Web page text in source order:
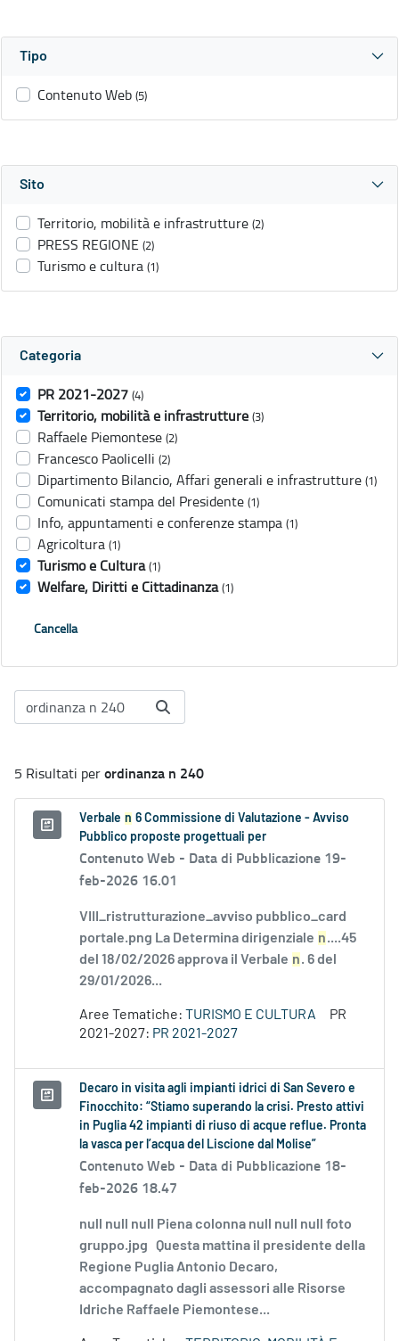
Tipo
Contenuto Web (5)
Sito
Territorio, mobilità e infrastrutture (2)
PRESS REGIONE (2)
Turismo e cultura (1)
Categoria
PR 2021-2027 (4)
Territorio, mobilità e infrastrutture (3)
Raffaele Piemontese (2)
Francesco Paolicelli (2)
Dipartimento Bilancio, Affari generali e infrastrutture (1)
Comunicati stampa del Presidente (1)
Info, appuntamenti e conferenze stampa (1)
Agricoltura (1)
Turismo e Cultura (1)
Welfare, Diritti e Cittadinanza (1)
Cancella
5 Risultati perordinanza n 240
Verbale n 6 Commissione di Valutazione - Avviso
Pubblico proposte progettuali per
Contenuto Web - Data di Pubblicazione 19-
feb-2026 16.01
VIII_ristrutturazione_avviso pubblico_card
portale.png La Determina dirigenziale n....45
del 18/02/2026 approva il Verbale n. 6 del
29/01/2026...
Aree Tematiche: TURISMO E CULTURA
PR
2021-2027: PR 2021-2027
Decaro in visita agli impianti idrici di San Severo e
Finocchito: “Stiamo superando la crisi. Presto attivi
in Puglia 42 impianti di riuso di acque reflue. Pronta
la vasca per l’acqua del Liscione dal Molise”
Contenuto Web - Data di Pubblicazione 18-
feb-2026 18.47
null null null Piena colonna null null null foto
gruppo.jpg Questa mattina il presidente della
Regione Puglia Antonio Decaro,
accompagnato dagli assessori alle Risorse
Idriche Raffaele Piemontese...